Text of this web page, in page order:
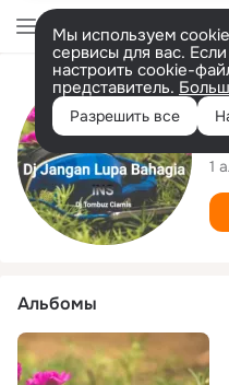
Мы используем
сервисы для вас.
настроить cookie-
представитель.
Разрешить все
1
Альбомы